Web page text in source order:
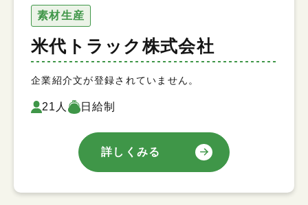
素材生産
米代トラック株式会社
企業紹介文が登録されていません。
21人 日給制
詳しくみる